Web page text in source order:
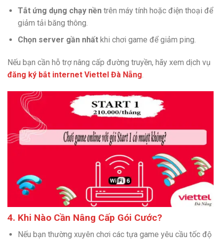
Tắt ứng dụng chạy nềntrên máy tính hoặc điện thoại để
giảm tải băng thông.
Chọn server gần nhấtkhi chơi game để giảm ping.
Nếu bạn cần hỗ trợ nâng cấp đường truyền, hãy xem dịch vụ
đăng ký bắt internet Viettel Đà Nẵng.
4. Khi Nào Cần Nâng Cấp Gói Cước?
Nếu bạn thường xuyên chơi các tựa game yêu cầu tốc độ